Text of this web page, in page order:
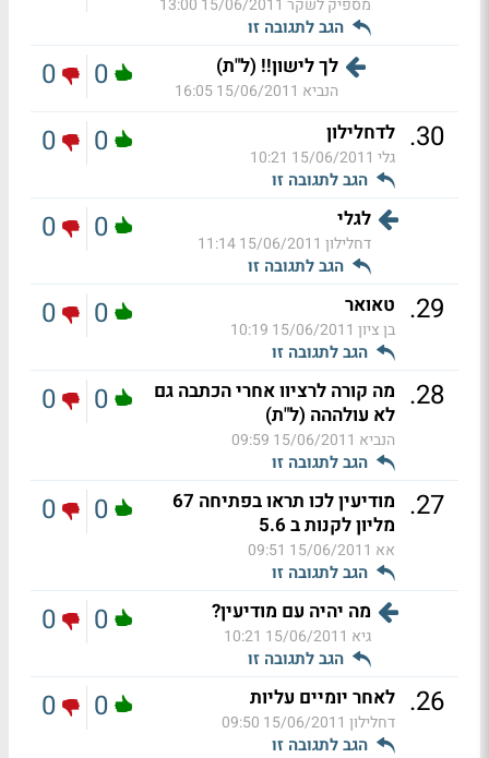
מספיק לשקר 15/06/2011 13:00
הגב לתגובה זו
לך לישון!! (ל"ת)
הנביא 15/06/2011 16:05
0
0
30
. לדחלילון
גלי 15/06/2011 10:21
הגב לתגובה זו
0
0
לגלי
דחלילון 15/06/2011 11:14
הגב לתגובה זו
0
0
29
. טאואר
בן ציון 15/06/2011 10:19
הגב לתגובה זו
0
0
28
. מה קורה לרציוו אחרי הכתבה גם
לא עולההה (ל"ת)
הנביא 15/06/2011 09:59
הגב לתגובה זו
0
0
27
.
מודיעין לכו תראו בפתיחה 67
מליון לקנות ב 5.6
אא 15/06/2011 09:51
הגב לתגובה זו
0
0
מה יהיה עם מודיעין?
גיא 15/06/2011 10:21
הגב לתגובה זו
0
0
26
. לאחר יומיים עליות
דחלילון 15/06/2011 09:50
הגב לתגובה זו
0
0